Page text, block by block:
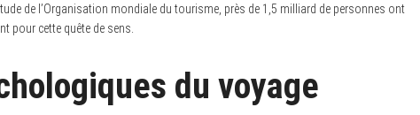
de l’Organisation mondiale du tourisme, près de 1,5 milliard de personnes ont
pour cette quête de sens.
du voyage